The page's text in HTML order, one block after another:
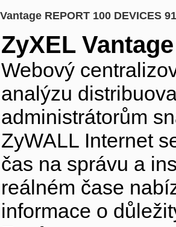
Vantage REPORT 100 DEVICES
ZyXEL
Webový
analýzu
administrátorům
ZyWALL Internet
čas na správu a
reálném čase
informace o